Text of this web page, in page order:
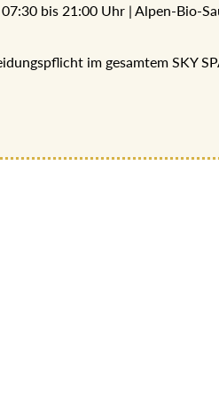
07:30 bis 21:00 Uhr | Alpen-Bio-
im gesamtem SKY